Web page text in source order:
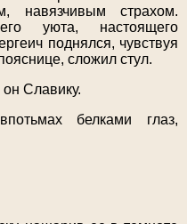
навязчивым страхом.
уюта, настоящего
поднялся, чувствуя
сложил стул.
Славику.
белками глаз,